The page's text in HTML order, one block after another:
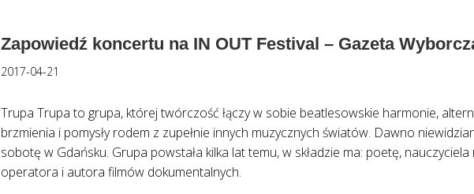
Zapowiedź koncertu na IN OUT Festival – Gazeta
2017-04-21
Trupa Trupa to grupa, której twórczość łączy w sobie beatlesowskie harmonie,
brzmienia i pomysły rodem z zupełnie innych muzycznych światów. Dawno
sobotę w Gdańsku. Grupa powstała kilka lat temu, w składzie ma: poetę, nauczyciela
operatora i autora filmów dokumentalnych.